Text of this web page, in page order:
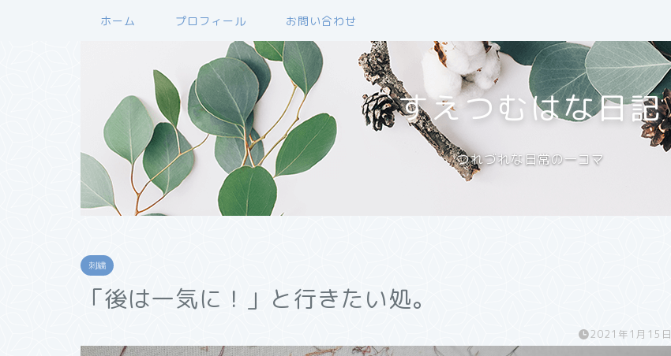
ホーム プロフィール お問い合わせ
すえつむはな日記
つれづれな日常の一コマ
刺繍
「後は一気に！」と行きたい処。
2021年1月15日